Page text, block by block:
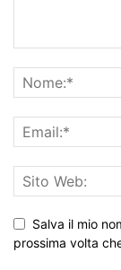
Salva il mio
prossima volta